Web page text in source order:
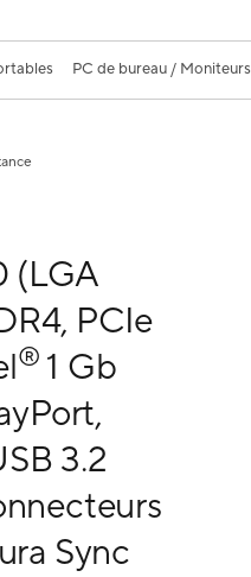
PC de bureau / Moniteurs
(LGA
PCIe
® 1 Gb
3.2
Sync